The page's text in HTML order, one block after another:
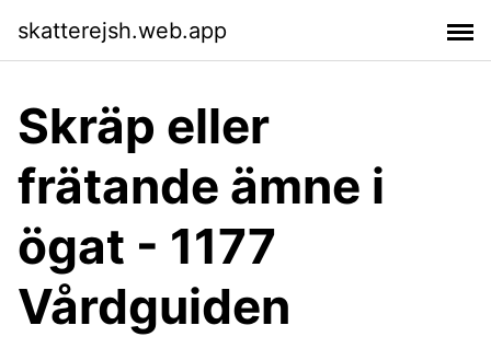
skatterejsh.web.app
Skräp eller
frätande ämne i
ögat - 1177
Vårdguiden